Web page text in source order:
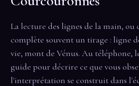
La lecture des lignes de la main, ou
complète souvent un tirage : ligne
vie, mont de Vénus. Au téléphone,
guide pour décrire ce que vous
l'interprétation se construit dans